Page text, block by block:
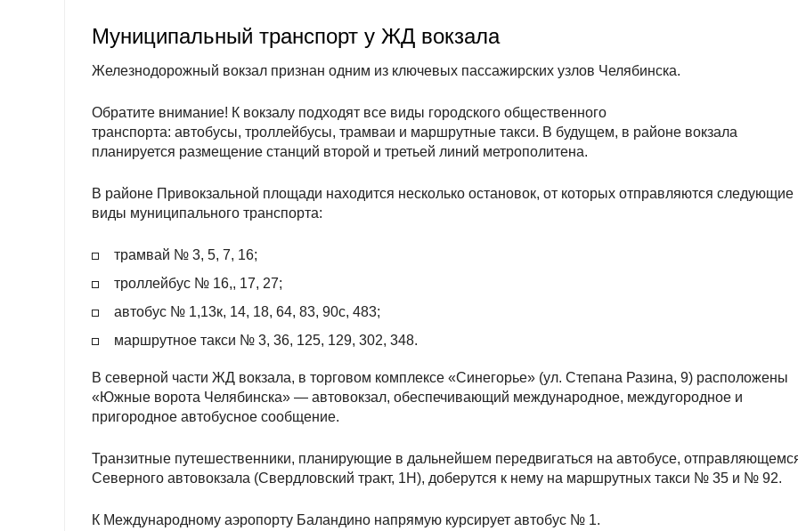
Муниципальный транспорт у ЖД вокзала
Железнодорожный вокзал признан одним из ключевых пассажирских узлов Челябинска.
Обратите внимание! К вокзалу подходят все виды городского общественного
транспорта: автобусы, троллейбусы, трамваи и маршрутные такси. В будущем, в районе вокзала
планируется размещение станций второй и третьей линий метрополитена.
В районе Привокзальной площади находится несколько остановок, от которых отправляются следующие
виды муниципального транспорта:
трамвай № 3, 5, 7, 16;
троллейбус № 16,, 17, 27;
автобус № 1,13к, 14, 18, 64, 83, 90с, 483;
маршрутное такси № 3, 36, 125, 129, 302, 348.
В северной части ЖД вокзала, в торговом комплексе «Синегорье» (ул. Степана Разина, 9) расположены
«Южные ворота Челябинска» — автовокзал, обеспечивающий международное, междугородное и
пригородное автобусное сообщение.
Транзитные путешественники, планирующие в дальнейшем передвигаться на автобусе,
Северного автовокзала (Свердловский тракт, 1Н), доберутся к нему на маршрутных такси № 35 и № 92.
К Международному аэропорту Баландино напрямую курсирует автобус № 1.